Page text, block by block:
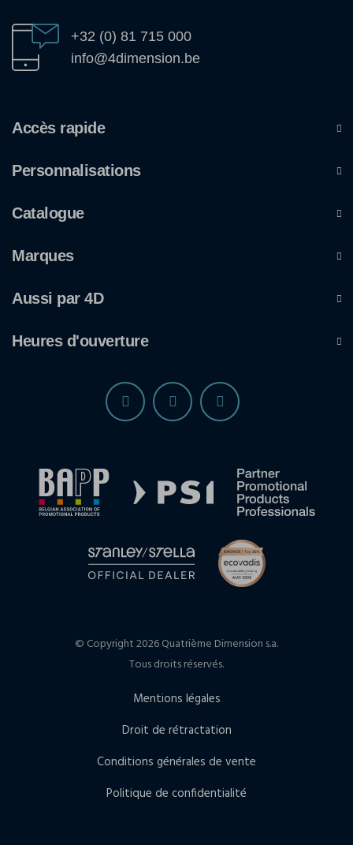
+32 (0) 81 715 000
info@4dimension.be
Accès rapide
Personnalisations
Catalogue
Marques
Aussi par 4D
Heures d'ouverture
© Copyright 2026 Quatrième Dimension s.a.
Tous droits réservés.
Mentions légales
Droit de rétractation
Conditions générales de vente
Politique de confidentialité